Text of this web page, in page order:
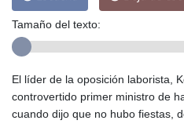
Tamaño del texto:
El líder de la oposición laborista,
controvertido primer ministro de
cuando dijo que no hubo fiestas,